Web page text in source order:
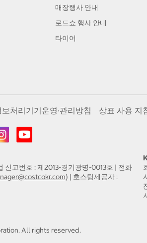
매장행사 안내
로드쇼 행사 안내
타이어
처리기기운영·관리방침 상표 사용 지
신고번호 : 제2013-경기광명-0013호 | 전화
) | 호스팅제공자 :
All rights reserved.